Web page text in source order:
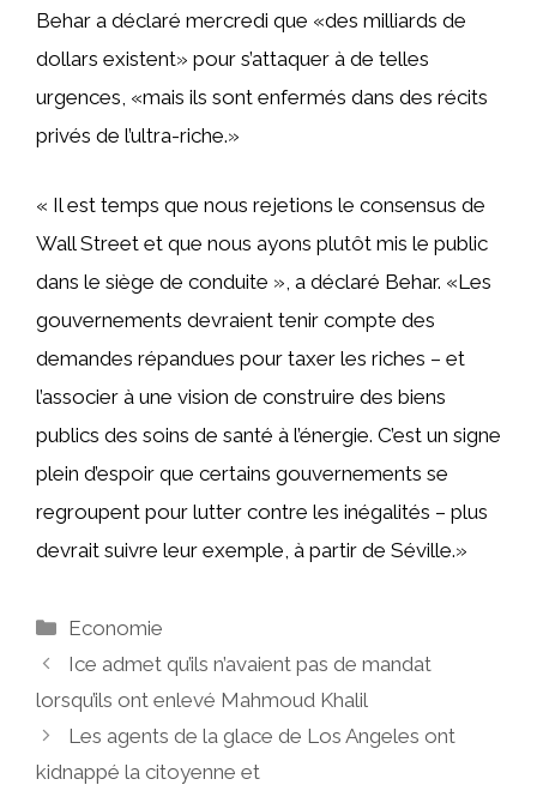
Behar a déclaré mercredi que «des milliards de
dollars existent» pour s’attaquer à de telles
urgences, «mais ils sont enfermés dans des récits
privés de l’ultra-riche.»
« Il est temps que nous rejetions le consensus de
Wall Street et que nous ayons plutôt mis le public
dans le siège de conduite », a déclaré Behar. «Les
gouvernements devraient tenir compte des
demandes répandues pour taxer les riches – et
l’associer à une vision de construire des biens
publics des soins de santé à l’énergie. C’est un signe
plein d’espoir que certains gouvernements se
regroupent pour lutter contre les inégalités – plus
devrait suivre leur exemple, à partir de Séville.»
Catégories
Economie
Ice admet qu’ils n’avaient pas de mandat
lorsqu’ils ont enlevé Mahmoud Khalil
Les agents de la glace de Los Angeles ont
kidnappé la citoyenne et